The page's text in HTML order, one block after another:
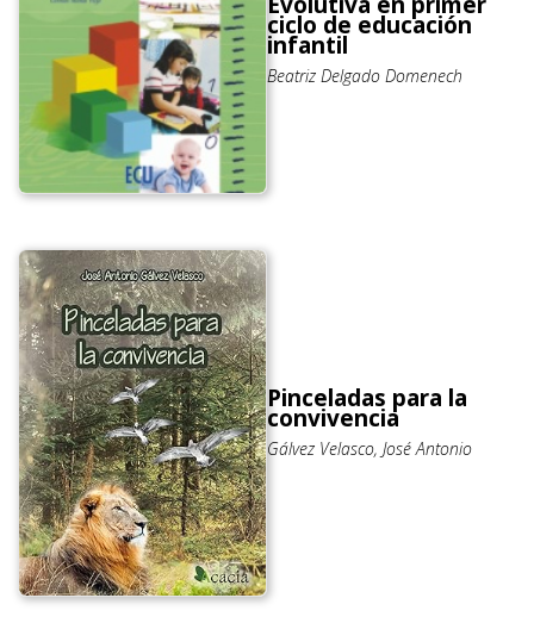
ciclo de educación
infantil
Beatriz Delgado Domenech
Pinceladas para la
convivencia
Gálvez Velasco, José Antonio